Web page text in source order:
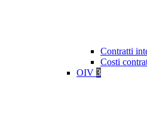
Contratti
Costi
OIV 3